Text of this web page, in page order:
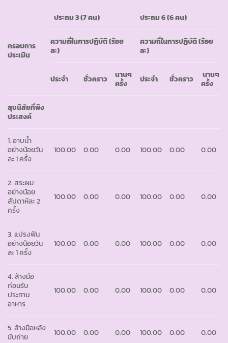
กรอบการ
ประเมิน
ประถม3 (7 คน) ประถม6 (6 คน)
ความถี่ในการปฏิบัติ(ร้อย
ละ)
ความถี่ในการปฏิบัติ(ร้อย
ละ)
ประจำ ชั่วคราว
นานๆ
ครั้ง
ประจำ ชั่วคราว
นานๆ
ครั้ง
สุขนิสัยที่พึง
ประสงค์
1. อาบน้ำ
อย่างน้อยวัน
ละ 1 ครั้ง
100.00 0.00 0.00 100.00 0.00 0.00
2. สระผม
อย่างน้อย
สัปดาห์ละ 2
ครั้ง
100.00 0.00 0.00 100.00 0.00 0.00
3. แปรงฟัน
อย่างน้อยวัน
ละ 1 ครั้ง
100.00 0.00 0.00 100.00 0.00 0.00
4. ล้างมือ
ก่อนรับ
ประทาน
อาหาร
100.00 0.00 0.00 100.00 0.00 0.00
5. ล้างมือหลัง
ขับถ่าย
100.00 0.00 0.00 100.00 0.00 0.00